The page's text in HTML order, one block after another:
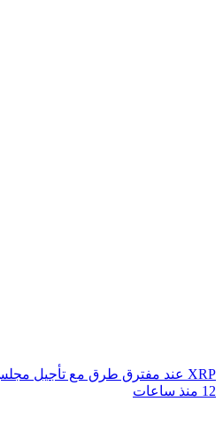
XRP عند مفترق طرق مع تأجيل مجلس الشيوخ لقانون الوضوح
12 منذ ساعات